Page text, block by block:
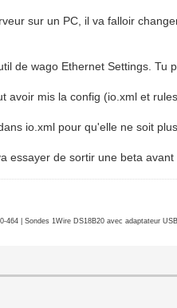
sur un PC, il va falloir
de wago Ethernet Settings. Tu
avoir mis la config (io.xml et
io.xml pour qu'elle ne soit
essayer de sortir une beta avant
| Sondes 1Wire DS18B20 avec adaptateur